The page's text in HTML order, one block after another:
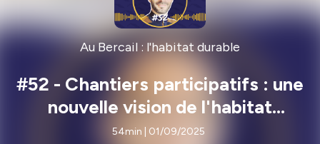
Au Bercail : l'habitat durable
#52 - Chantiers participatifs : une
nouvelle vision de l'habitat
collectif et écologique ! avec 🎙️
54min | 01/09/2025